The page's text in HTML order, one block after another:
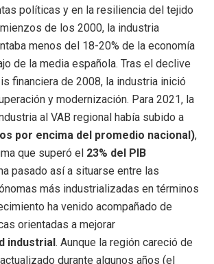
políticas y en la resiliencia del tejido
de los 2000, la industria
menos del 18-20% de la economía
de la media española. Tras el declive
financiera de 2008, la industria inició
y modernización. Para 2021, la
al VAB regional había subido a
por encima del promedio nacional),
que superó el 23% del PIB
pasado así a situarse entre las
más industrializadas en términos
ha venido acompañado de
orientadas a mejorar
industrial . Aunque la región careció de
durante algunos años (el